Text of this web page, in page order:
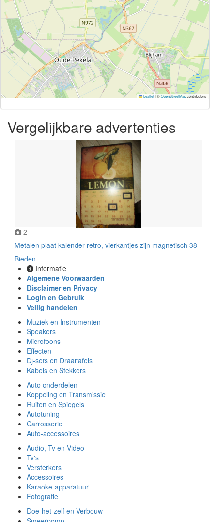
Leaflet|©OpenStreetMapcontributors
Vergelijkbare advertenties
2
Metalen plaat kalender retro, vierkantjes zijn magnetisch 38
Bieden
Informatie
Algemene Voorwaarden
Disclaimer en Privacy
Login en Gebruik
Veilig handelen
Muziek en Instrumenten
Speakers
Microfoons
Effecten
Dj-sets en Draaitafels
Kabels en Stekkers
Auto onderdelen
Koppeling en Transmissie
Ruiten en Spiegels
Autotuning
Carrosserie
Auto-accessoires
Audio, Tv en Video
Tv's
Versterkers
Accessoires
Karaoke-apparatuur
Fotografie
Doe-het-zelf en Verbouw